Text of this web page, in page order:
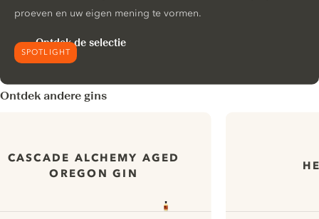
SPOTLIGHT
proeven en uw eigen mening te vormen.
Ontdek de selectie
Ontdek andere gins
CASCADE ALCHEMY AGED
OREGON GIN